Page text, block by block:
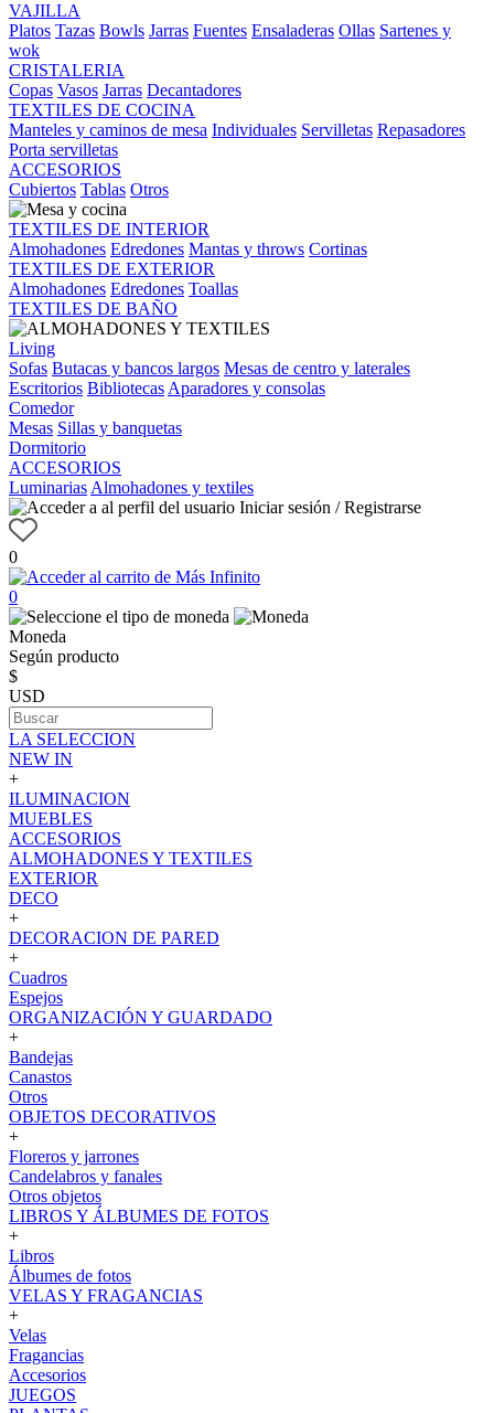
VAJILLA
Platos Tazas Bowls Jarras Fuentes Ensaladeras Ollas Sartenes y
wok
CRISTALERIA
Copas Vasos Jarras Decantadores
TEXTILES DE COCINA
Manteles y caminos de mesa Individuales Servilletas Repasadores
Porta servilletas
ACCESORIOS
Cubiertos Tablas Otros
TEXTILES DE INTERIOR
Almohadones Edredones Mantas y throws Cortinas
TEXTILES DE EXTERIOR
Almohadones Edredones Toallas
TEXTILES DE BAÑO
Living
Sofas Butacas y bancos largos Mesas de centro y laterales
Escritorios Bibliotecas Aparadores y consolas
Comedor
Mesas Sillas y banquetas
Dormitorio
ACCESORIOS
Luminarias Almohadones y textiles
Iniciar sesión / Registrarse
0
0
Moneda
Según producto
$
USD
LA SELECCION
NEW IN
+
ILUMINACION
MUEBLES
ACCESORIOS
ALMOHADONES Y TEXTILES
EXTERIOR
DECO
+
DECORACION DE PARED
+
Cuadros
Espejos
ORGANIZACIÓN Y GUARDADO
+
Bandejas
Canastos
Otros
OBJETOS DECORATIVOS
+
Floreros y jarrones
Candelabros y fanales
Otros objetos
LIBROS Y ÁLBUMES DE FOTOS
+
Libros
Álbumes de fotos
VELAS Y FRAGANCIAS
+
Velas
Fragancias
Accesorios
JUEGOS